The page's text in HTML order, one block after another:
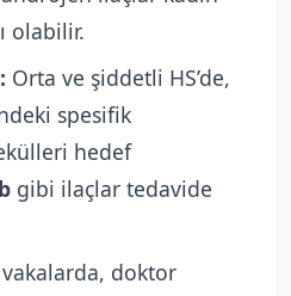
olabilir.
Orta ve şiddetli HS’de,
spesifik
hedef
gibi ilaçlar tedavide
vakalarda, doktor